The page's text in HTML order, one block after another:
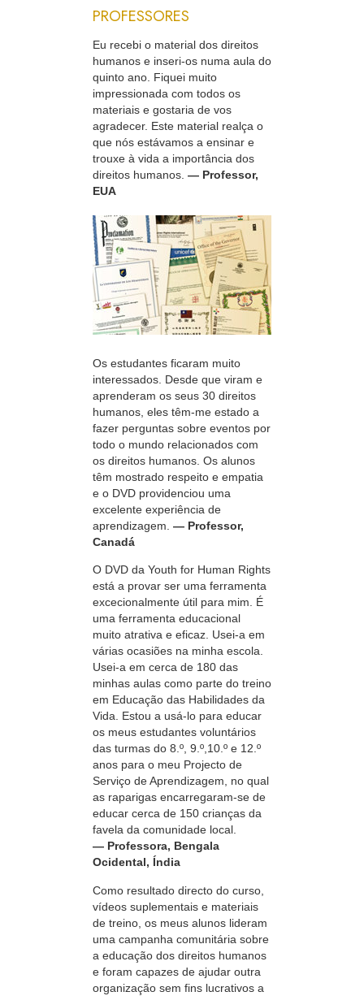
PROFESSORES
Eu recebi o material dos direitos
humanos e inseri-os numa aula do
quinto ano. Fiquei muito
impressionada com todos os
materiais e gostaria de vos
agradecer. Este material realça o
que nós estávamos a ensinar e
trouxe à vida a importância dos
direitos humanos. — Professor,
EUA
Os estudantes ficaram muito
interessados. Desde que viram e
aprenderam os seus 30 direitos
humanos, eles têm-me estado a
fazer perguntas sobre eventos por
todo o mundo relacionados com
os direitos humanos. Os alunos
têm mostrado respeito e empatia
e o DVD providenciou uma
excelente experiência de
aprendizagem. — Professor,
Canadá
O DVD da Youth for Human Rights
está a provar ser uma ferramenta
excecionalmente útil para mim. É
uma ferramenta educacional
muito atrativa e eficaz. Usei-a em
várias ocasiões na minha escola.
Usei-a em cerca de 180 das
minhas aulas como parte do treino
em Educação das Habilidades da
Vida. Estou a usá-lo para educar
os meus estudantes voluntários
das turmas do 8.º, 9.º,10.º e 12.º
anos para o meu Projecto de
Serviço de Aprendizagem, no qual
as raparigas encarregaram-se de
educar cerca de 150 crianças da
favela da comunidade local.
— Professora, Bengala
Ocidental, Índia
Como resultado directo do curso,
vídeos suplementais e materiais
de treino, os meus alunos lideram
uma campanha comunitária sobre
a educação dos direitos humanos
e foram capazes de ajudar outra
organização sem fins lucrativos a